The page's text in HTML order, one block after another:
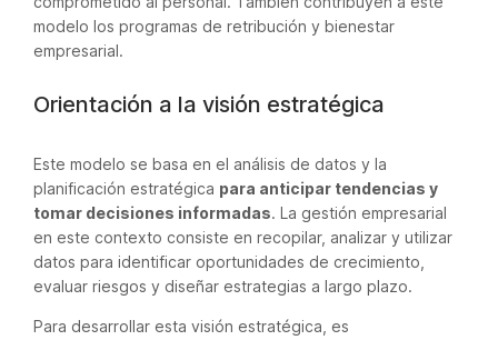
modelo los programas de retribución y bienestar
empresarial.
Orientación a la visión estratégica
Este modelo se basa en el análisis de datos y la
planificación estratégica para anticipar tendencias y
tomar decisiones informadas. La gestión empresarial
en este contexto consiste en recopilar, analizar y utilizar
datos para identificar oportunidades de crecimiento,
evaluar riesgos y diseñar estrategias a largo plazo.
Para desarrollar esta visión estratégica, es